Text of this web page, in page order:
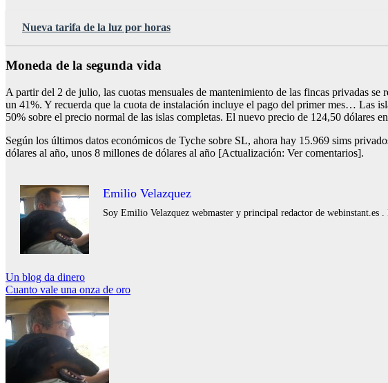
Nueva tarifa de la luz por horas
Moneda de la segunda vida
A partir del 2 de julio, las cuotas mensuales de mantenimiento de las fincas privadas
un 41%. Y recuerda que la cuota de instalación incluye el pago del primer mes… Las
50% sobre el precio normal de las islas completas. El nuevo precio de 124,50 dólares
Según los últimos datos económicos de Tyche sobre SL, ahora hay 15.969 sims
dólares al año, unos 8 millones de dólares al año [Actualización: Ver comentarios].
Emilio Velazquez
Soy Emilio Velazquez webmaster y principal redactor de webinstant.es .
Navegación
de
entradas
Un blog da dinero
Cuanto vale una onza de oro